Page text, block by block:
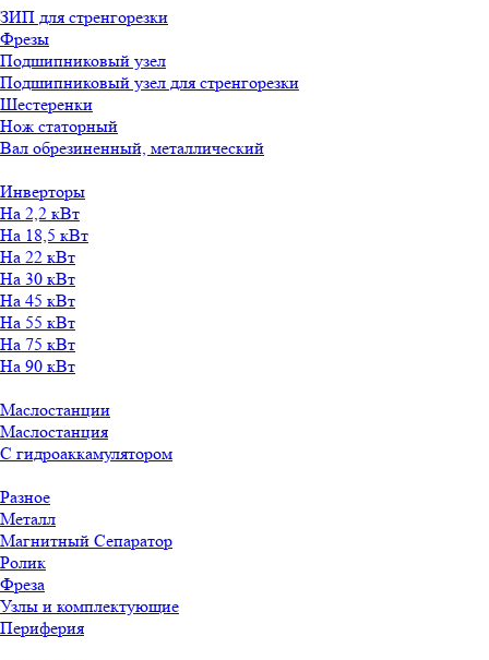
ЗИП для стренгорезки
Фрезы
Подшипниковый узел
Подшипниковый узел для стренгорезки
Шестеренки
Нож статорный
Вал обрезиненный, металлический
Инверторы
На 2,2 кВт
На 18,5 кВт
На 22 кВт
На 30 кВт
На 45 кВт
На 55 кВт
На 75 кВт
На 90 кВт
Маслостанции
Маслостанция
С гидроаккамулятором
Разное
Металл
Магнитный Сепаратор
Ролик
Фреза
Узлы и комплектующие
Периферия